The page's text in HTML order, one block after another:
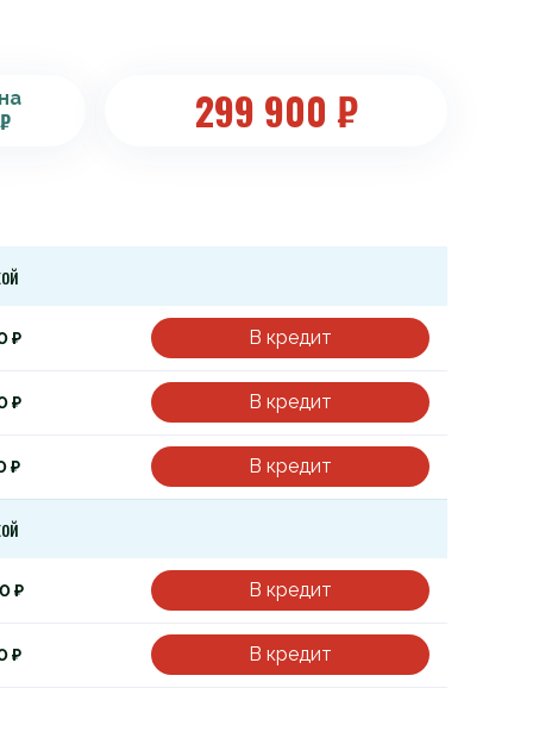
299 900 ₽
₽ В кредит
₽ В кредит
₽ В кредит
₽ В кредит
₽ В кредит